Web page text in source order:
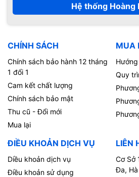
Hệ thống Hoàng
CHÍNH SÁCH
Chính sách bảo hành 12 tháng
1 đổi 1
Cam kết chất lượng
Chính sách bảo mật
Thu cũ - Đổi mới
Mua lại
MUA
Quy
ĐIỀU KHOẢN DỊCH VỤ
Diều khoản dịch vụ
Điều khoản sử dụng
LIÊN
Cơ Sở
Đa,